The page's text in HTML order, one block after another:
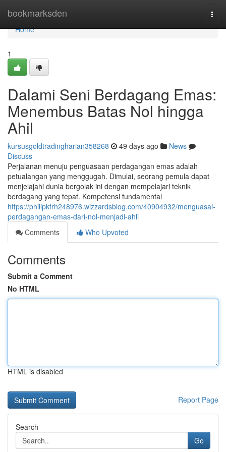
bookmarksden
Home
Home
1
Dalami Seni Berdagang Emas:
Menembus Batas Nol hingga
Ahil
kursusgoldtradingharian358268 49 days ago
News
Discuss
Perjalanan menuju penguasaan perdagangan emas adalah
petualangan yang menggugah. Dimulai, seorang pemula dapat
menjelajahi dunia bergolak ini dengan mempelajari teknik
berdagang yang tepat. Kompetensi fundamental
https://philipkfrh248976.wizzardsblog.com/40904932/menguasai-
perdagangan-emas-dari-nol-menjadi-ahli
Comments
Who Upvoted
Comments
Submit a Comment
No HTML
HTML is disabled
Report Page
Search
Go